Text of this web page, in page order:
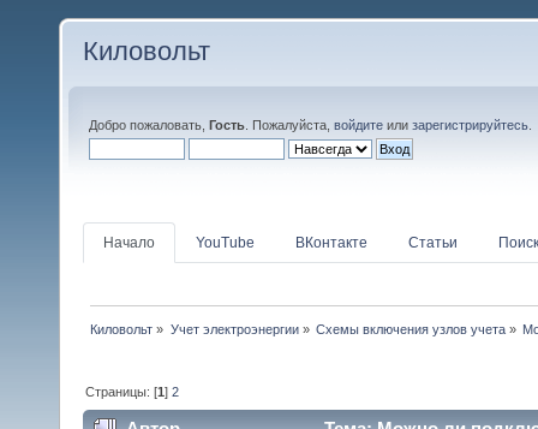
Киловольт
Добро пожаловать, Гость . Пожалуйста, войдите или зарегистрируйтесь
Начало YouTube ВКонтакте Статьи Поиск
Киловольт » Учет электроэнергии» Схемы включения узлов учета»
Страницы: [1]2